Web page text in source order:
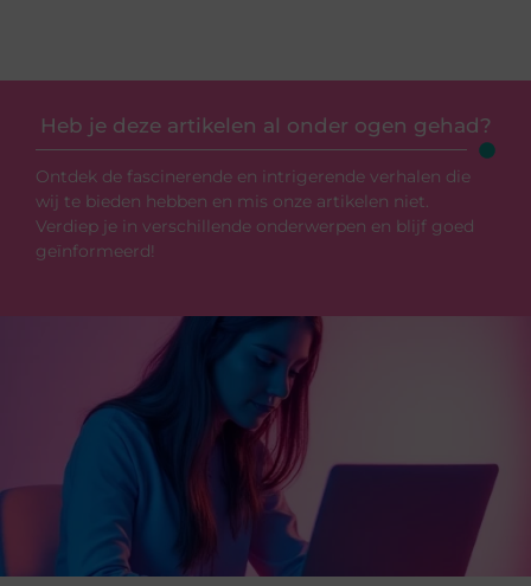
Heb je deze artikelen al onder ogen gehad?
Ontdek de fascinerende en intrigerende verhalen die
wij te bieden hebben en mis onze artikelen niet.
Verdiep je in verschillende onderwerpen en blijf goed
geïnformeerd!